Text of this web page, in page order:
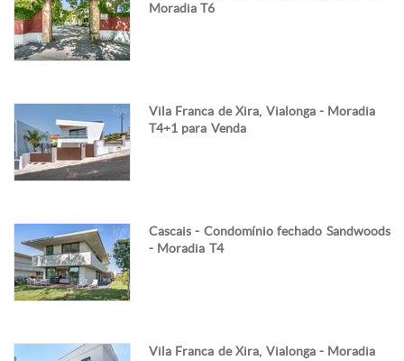
Moradia T6
Vila Franca de Xira, Vialonga - Moradia
T4+1 para Venda
Cascais - Condomínio fechado Sandwoods
- Moradia T4
Vila Franca de Xira, Vialonga - Moradia